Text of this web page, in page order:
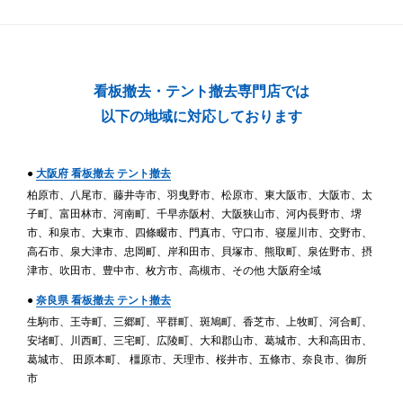
看板撤去・テント撤去専門店では
以下の地域に対応しております
● 大阪府 看板撤去 テント撤去
柏原市、八尾市、藤井寺市、羽曳野市、松原市、東大阪市、大阪市、太
子町、富田林市、河南町、千早赤阪村、大阪狭山市、河内長野市、堺
市、和泉市、大東市、四條畷市、門真市、守口市、寝屋川市、交野市、
高石市、泉大津市、忠岡町、岸和田市、貝塚市、熊取町、泉佐野市、摂
津市、吹田市、豊中市、枚方市、高槻市、その他 大阪府全域
● 奈良県 看板撤去 テント撤去
生駒市、王寺町、三郷町、平群町、斑鳩町、香芝市、上牧町、河合町、
安堵町、川西町、三宅町、広陵町、大和郡山市、葛城市、大和高田市、
葛城市、 田原本町、 橿原市、天理市、桜井市、五條市、奈良市、御所
市